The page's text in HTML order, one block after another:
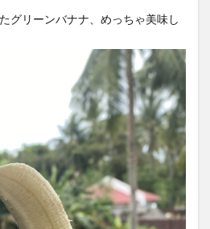
グリーンバナナ、めっちゃ美味し